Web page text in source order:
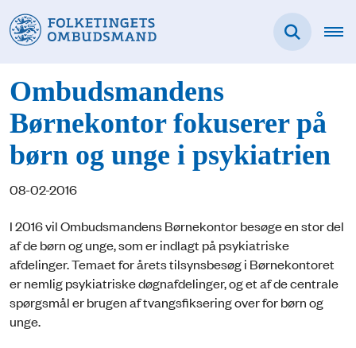
Ombudsmandens
Børnekontor fokuserer på
børn og unge i psykiatrien
08-02-2016
I 2016 vil Ombudsmandens Børnekontor besøge en stor del
af de børn og unge, som er indlagt på psykiatriske
afdelinger. Temaet for årets tilsynsbesøg i Børnekontoret
er nemlig psykiatriske døgnafdelinger, og et af de centrale
spørgsmål er brugen af tvangsfiksering over for børn og
unge.